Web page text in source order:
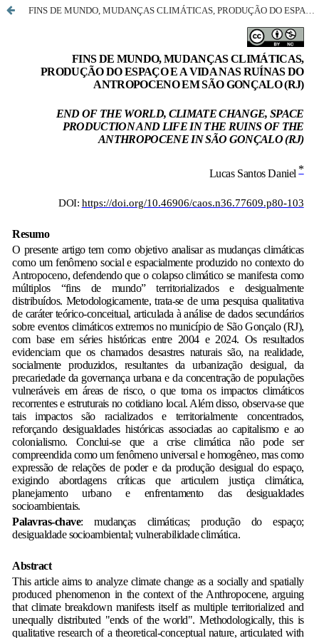
FINS DE MUNDO, MUDANÇAS CLIMÁTICAS, PRODUÇÃO DO ESPAÇO E A VIDA NAS RUÍNAS DO ANTROPOCENO EM SÃO GONÇALO (RJ)